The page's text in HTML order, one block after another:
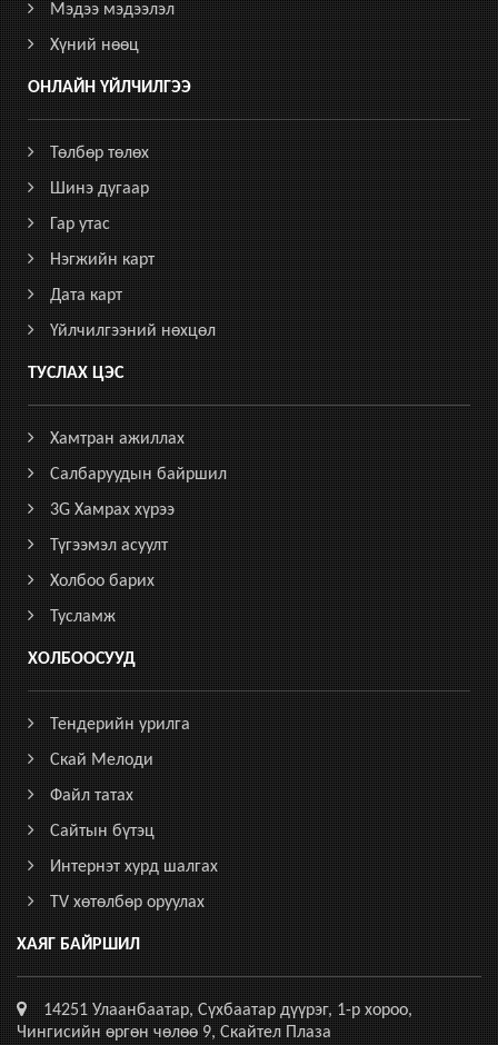
Мэдээ мэдээлэл
Хүний нөөц
ОНЛАЙН ҮЙЛЧИЛГЭЭ
Төлбөр төлөх
Шинэ дугаар
Гар утас
Нэгжийн карт
Дата карт
Үйлчилгээний нөхцөл
ТУСЛАХ ЦЭС
Хамтран ажиллах
Салбаруудын байршил
3G Хамрах хүрээ
Түгээмэл асуулт
Холбоо барих
Тусламж
ХОЛБООСУУД
Тендерийн урилга
Скай Мелоди
Файл татах
Сайтын бүтэц
Интернэт хурд шалгах
TV хөтөлбөр оруулах
ХАЯГ БАЙРШИЛ
14251 Улаанбаатар, Сүхбаатар дүүрэг, 1-р хороо,
Чингисийн өргөн чөлөө 9, Скайтел Плаза